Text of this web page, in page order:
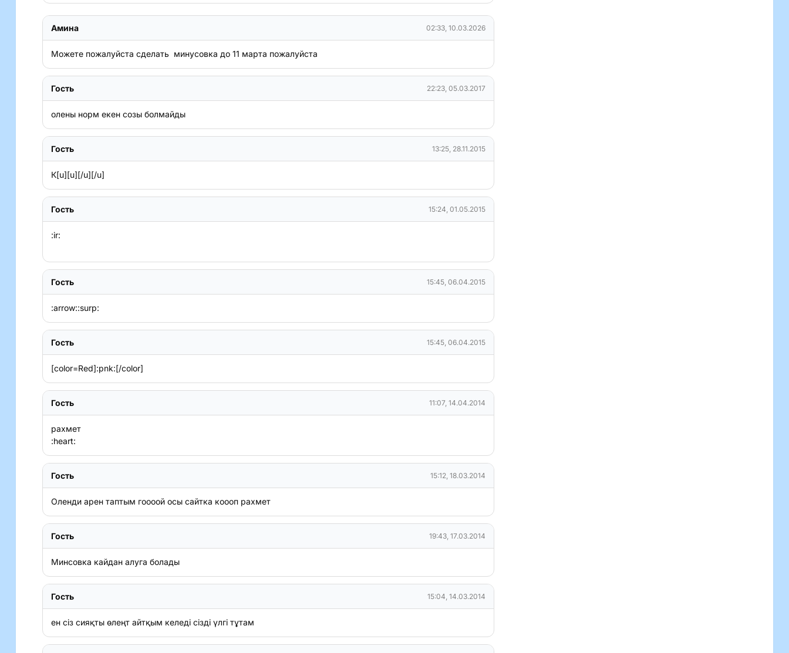
Амина 02:33, 10.03.2026
Можете пожалуйста сделать  минусовка до 11 марта пожалуйста
Гость 22:23, 05.03.2017
олены норм екен созы болмайды
Гость 13:25, 28.11.2015
К[u][u][/u][/u]
Гость 15:24, 01.05.2015
:ir:
Гость 15:45, 06.04.2015
:arrow::surp:
Гость 15:45, 06.04.2015
[color=Red]:pnk:[/color]
Гость 11:07, 14.04.2014
рахмет
:heart:
Гость 15:12, 18.03.2014
Оленди арен таптым гоооой осы сайтка коооп рахмет
Гость 19:43, 17.03.2014
Минсовка кайдан алуга болады
Гость 15:04, 14.03.2014
ен сiз сияқты өлеңт айтқым келедi сiздi үлгi тұтам